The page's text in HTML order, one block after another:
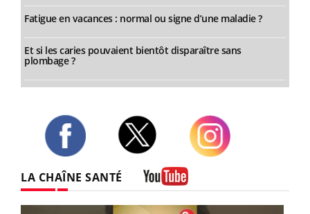
Fatigue en vacances : normal ou signe d’une maladie ?
Et si les caries pouvaient bientôt disparaître sans
plombage ?
LA CHAÎNE SANTÉ